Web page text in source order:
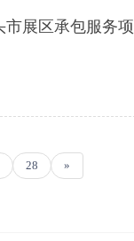
展区承包服务项
28 »